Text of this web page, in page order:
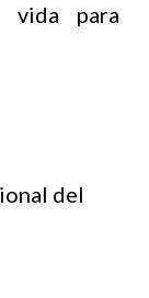
vida para
del